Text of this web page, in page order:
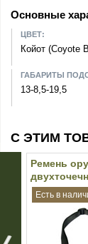
Основные
ЦВЕТ:
Койот (Coyote
ГАБАРИТЫ
13-8,5-19,5
С ЭТИМ
Ремень
Есть в